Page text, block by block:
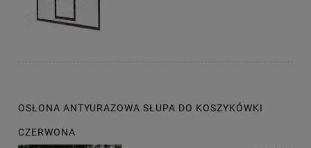
OSŁONA ANTYURAZOWA SŁUPA DO KOSZYKÓWKI
CZERWONA